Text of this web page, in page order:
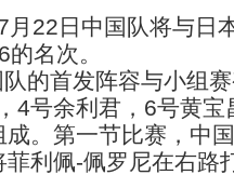
月22日中国队将与日
名次。
首发阵容与小组赛
4号余利君，6号黄
成。第一节比赛，中
菲利佩-佩罗尼在右路